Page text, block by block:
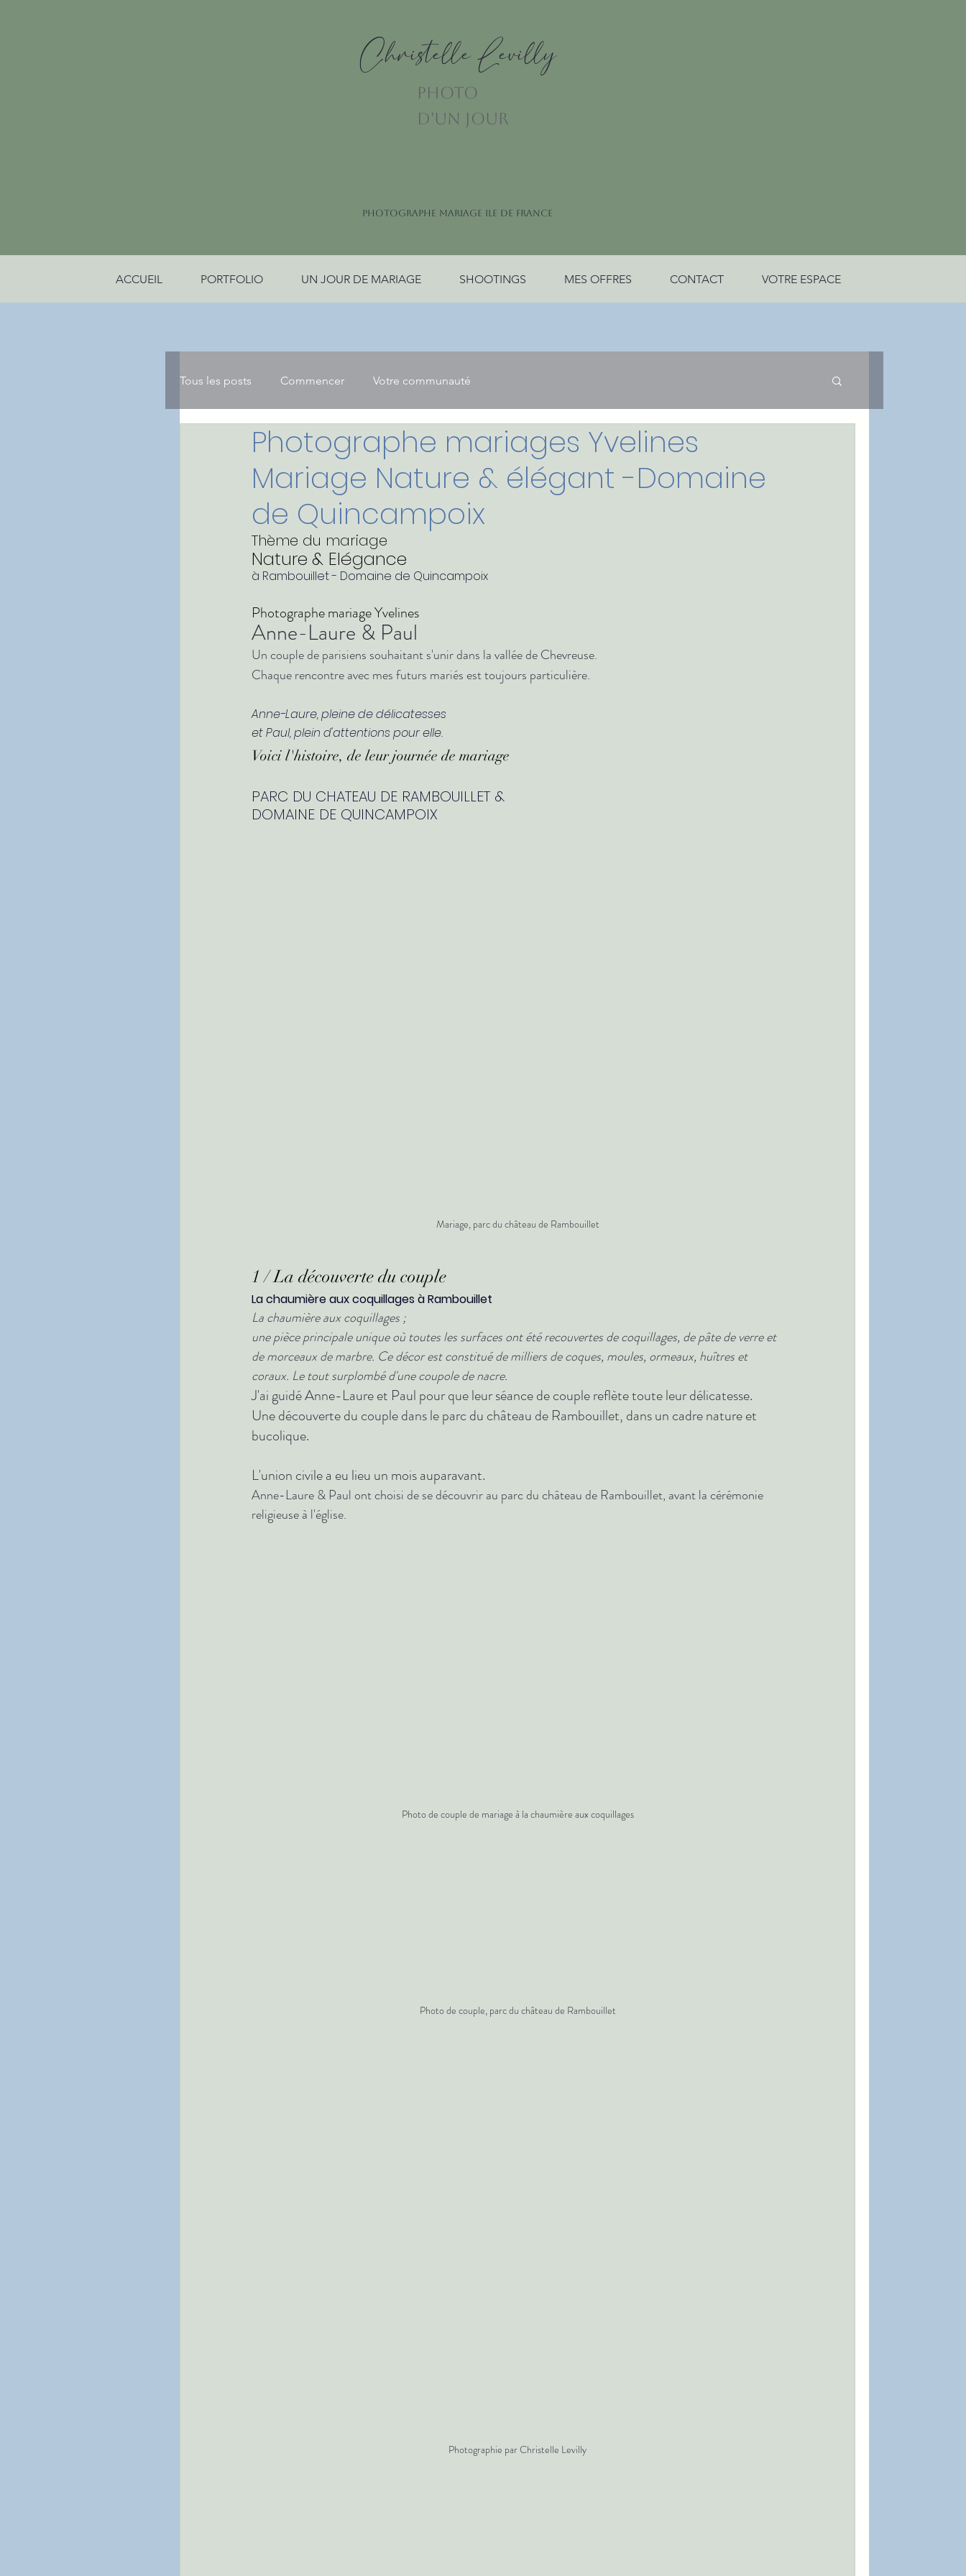
Christelle Levilly
PHOTO
D'UN JOUR
PHOTOGRAPHE MARIAGE ILE DE FRANCE
ACCUEIL PORTFOLIO UN JOUR DE MARIAGE SHOOTINGS MES OFFRES CONTACT VOTRE ESPACE
Tous les posts Commencer Votre communauté
Photographe mariages Yvelines
Mariage Nature & élégant -Domaine
de Quincampoix
Thème du mariage
Nature & Elégance
à Rambouillet - Domaine de Quincampoix
Photographe mariage Yvelines
Anne-Laure & Paul
Un couple de parisiens souhaitant s'unir dans la vallée de Chevreuse.
Chaque rencontre avec mes futurs mariés est toujours particulière.
Anne-Laure, pleine de délicatesses
et Paul, plein d'attentions pour elle.
Voici l'histoire, de leur journée de mariage
PARC DU CHATEAU DE RAMBOUILLET &
DOMAINE DE QUINCAMPOIX
Mariage, parc du château de Rambouillet
1 / La découverte du couple
La chaumière aux coquillages à Rambouillet
La chaumière aux coquillages ;
une pièce principale unique où toutes les surfaces ont été recouvertes de coquillages, de pâte de verre et
de morceaux de marbre. Ce décor est constitué de milliers de coques, moules, ormeaux, huîtres et
coraux. Le tout surplombé d'une coupole de nacre.
J'ai guidé Anne-Laure et Paul pour que leur séance de couple reflète toute leur délicatesse.
Une découverte du couple dans le parc du château de Rambouillet, dans un cadre nature et
bucolique.
L'union civile a eu lieu un mois auparavant.
Anne-Laure & Paul ont choisi de se découvrir au parc du château de Rambouillet, avant la cérémonie
religieuse à l'église.
Photo de couple de mariage à la chaumière aux coquillages
Photo de couple, parc du château de Rambouillet
Photographie par Christelle Levilly